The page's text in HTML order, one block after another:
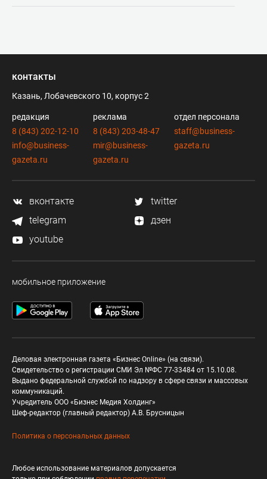
контакты
Казань, Лобачевского 10, корпус 2
редакция
8 (843) 202-12-10
info@business-
gazeta.ru
реклама
8 (843) 203-48-47
mir@business-
gazeta.ru
отдел персонала
staff@business-
gazeta.ru
вконтакте
twitter
telegram
дзен
youtube
мобильное приложение
Деловая электронная газета «Бизнес Online» (на связи).
Свидетельство о регистрации СМИ Эл №ФС 77-33484 от 15.10.08.
Выдано федеральной службой по надзору в сфере связи и массовых
коммуникаций.
Учредитель ООО «Бизнес Медия Холдинг»
Шеф-редактор (главный редактор) А.В. Брусницын
Политика о персональных данных
Любое использование материалов допускается